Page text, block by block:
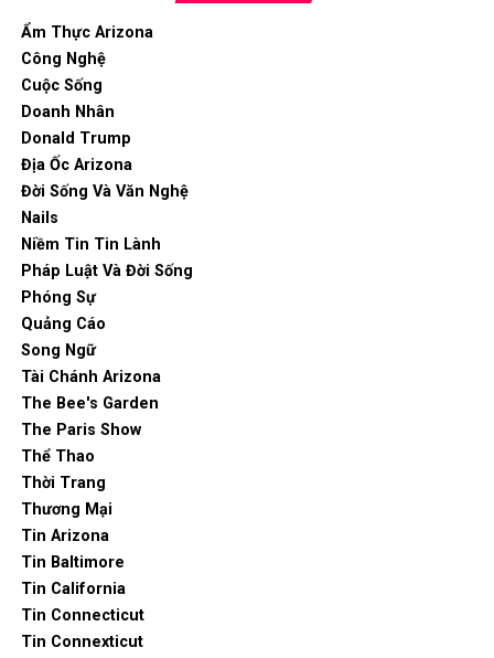
Ẩm Thực Arizona
Công Nghệ
Cuộc Sống
Doanh Nhân
Donald Trump
Địa Ốc Arizona
Đời Sống Và Văn Nghệ
Nails
Niềm Tin Tin Lành
Pháp Luật Và Đời Sống
Phóng Sự
Quảng Cáo
Song Ngữ
Tài Chánh Arizona
The Bee's Garden
The Paris Show
Thể Thao
Thời Trang
Thương Mại
Tin Arizona
Tin Baltimore
Tin California
Tin Connecticut
Tin Connexticut